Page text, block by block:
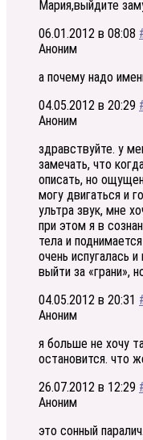
Мария,выйдите
06.01.2012 в 08:08
Аноним
а почему надо
04.05.2012 в 20:29
Аноним
здравствуйте. у
замечать, что
описать, но
могу двигаться и
ультра звук, мне
при этом я в
тела и
очень испугалась
выйти за «грани»,
04.05.2012 в 20:31
Аноним
я больше не хочу
остановится. что
26.07.2012 в 12:29
Аноним
это сонный